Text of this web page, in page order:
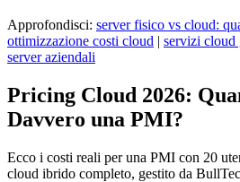
Approfondisci: server fisico vs cloud:
ottimizzazione costi cloud | servizi cloud
server aziendali
Pricing Cloud 2026:
Davvero una PMI?
Ecco i costi reali per una PMI con 20
cloud ibrido completo, gestito da